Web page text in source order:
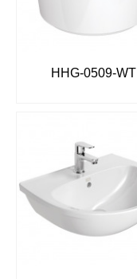
HHG-0509-WT